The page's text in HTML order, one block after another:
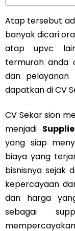
Atap tersebut
banyak dicari
atap upvc
termurah anda
dan pelayanan
dapatkan di CV
CV Sekar sion
menjadi
yang siap
biaya yang
bisnisnya sejak
kepercayaan
dan harga
sebagai